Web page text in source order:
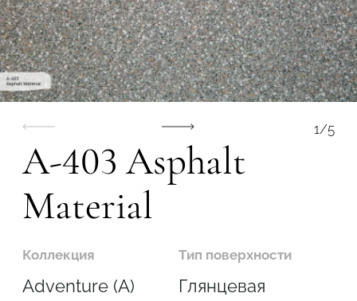
1/5
A-403 Asphalt
Material
Коллекция
Adventure (A)
Тип поверхности
Глянцевая
Обработчик Дизайнер